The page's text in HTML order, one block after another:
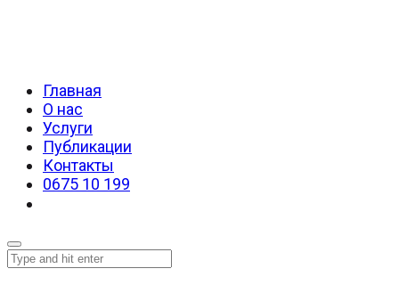
Главная
О нас
Услуги
Публикации
Контакты
0675 10 199